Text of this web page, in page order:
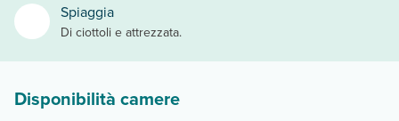
Spiaggia
Di ciottoli e attrezzata.
Disponibilità camere